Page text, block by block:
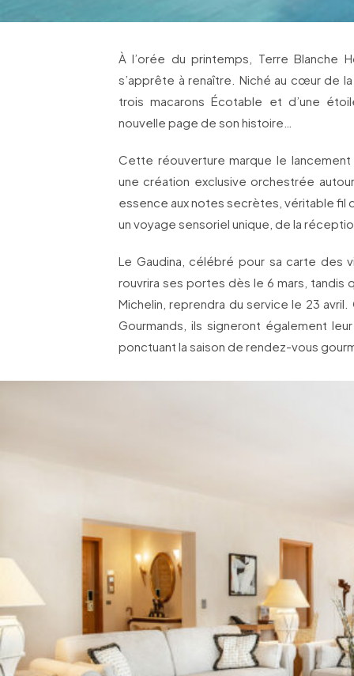
À l’orée du printemps, Terre Blanche
s’apprête à renaître. Niché au cœur de
trois macarons Écotable et d’une
nouvelle page de son histoire…
Cette réouverture marque le lancement
une création exclusive orchestrée
essence aux notes secrètes, véritable fil
un voyage sensoriel unique, de la
Le Gaudina, célébré pour sa carte des
rouvrira ses portes dès le 6 mars, tandis
Michelin, reprendra du service le 23
Gourmands, ils signeront également
ponctuant la saison de rendez-vous